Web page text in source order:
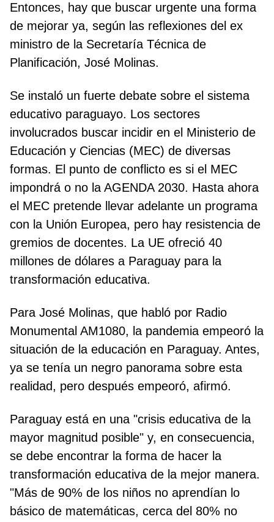
Entonces, hay que buscar urgente una forma
de mejorar ya, según las reflexiones del ex
ministro de la Secretaría Técnica de
Planificación, José Molinas.
Se instaló un fuerte debate sobre el sistema
educativo paraguayo. Los sectores
involucrados buscar incidir en el Ministerio de
Educación y Ciencias (MEC) de diversas
formas. El punto de conflicto es si el MEC
impondrá o no la AGENDA 2030. Hasta ahora
el MEC pretende llevar adelante un programa
con la Unión Europea, pero hay resistencia de
gremios de docentes. La UE ofreció 40
millones de dólares a Paraguay para la
transformación educativa.
Para José Molinas, que habló por Radio
Monumental AM1080, la pandemia empeoró la
situación de la educación en Paraguay. Antes,
ya se tenía un negro panorama sobre esta
realidad, pero después empeoró, afirmó.
Paraguay está en una "crisis educativa de la
mayor magnitud posible" y, en consecuencia,
se debe encontrar la forma de hacer la
transformación educativa de la mejor manera.
"Más de 90% de los niños no aprendían lo
básico de matemáticas, cerca del 80% no